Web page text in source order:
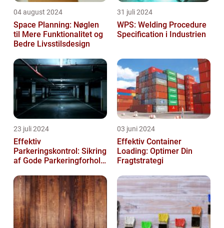
04 august 2024
Space Planning: Nøglen
til Mere Funktionalitet og
Bedre Livsstilsdesign
31 juli 2024
WPS: Welding Procedure
Specification i Industrien
23 juli 2024
Effektiv
Parkeringskontrol: Sikring
af Gode Parkeringforhold
03 juni 2024
Effektiv Container
Loading: Optimer Din
Fragtstrategi